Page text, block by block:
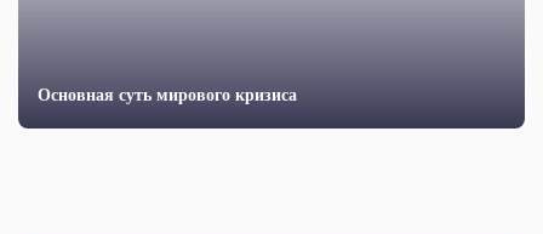
Основная суть мирового кризиса